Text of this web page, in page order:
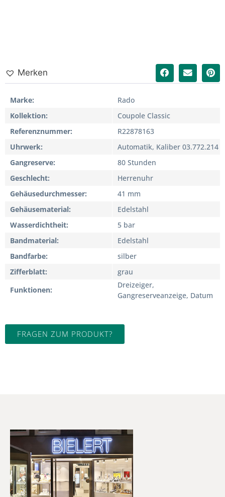
Merken
Marke
Rado
Kollektion
Coupole Classic
Referenznummer
R22878163
Uhrwerk
Automatik, Kaliber 03.772.214
Gangreserve
80 Stunden
Geschlecht
Herrenuhr
Gehäusedurchmesser
41 mm
Gehäusematerial
Edelstahl
Wasserdichtheit
5 bar
Bandmaterial
Edelstahl
Bandfarbe
silber
Zifferblatt
grau
Funktionen
Dreizeiger,
Gangreserveanzeige, Datum
FRAGEN ZUM PRODUKT?